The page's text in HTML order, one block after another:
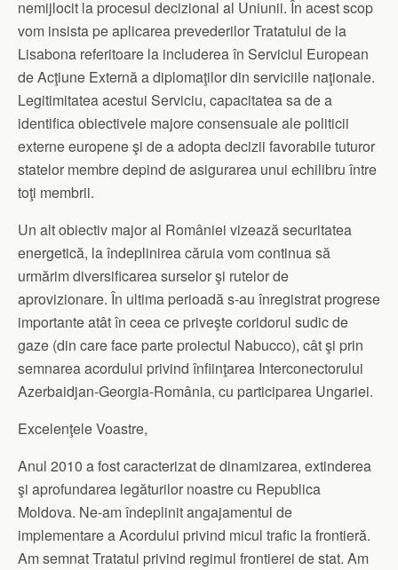
nemijlocit la procesul decizional al Uniunii. În acest scop
vom insista pe aplicarea prevederilor Tratatului de la
Lisabona referitoare la includerea în Serviciul European
de Acţiune Externă a diplomaţilor din serviciile naţionale.
Legitimitatea acestui Serviciu, capacitatea sa de a
identifica obiectivele majore consensuale ale politicii
externe europene şi de a adopta decizii favorabile tuturor
statelor membre depind de asigurarea unui echilibru între
toţi membrii.
Un alt obiectiv major al României vizează securitatea
energetică, la îndeplinirea căruia vom continua să
urmărim diversificarea surselor şi rutelor de
aprovizionare. În ultima perioadă s-au înregistrat progrese
importante atât în ceea ce priveşte coridorul sudic de
gaze (din care face parte proiectul Nabucco), cât şi prin
semnarea acordului privind înfiinţarea Interconectorului
Azerbaidjan-Georgia-România, cu participarea Ungariei.
Excelenţele Voastre,
Anul 2010 a fost caracterizat de dinamizarea, extinderea
şi aprofundarea legăturilor noastre cu Republica
Moldova. Ne-am îndeplinit angajamentul de
implementare a Acordului privind micul trafic la frontieră.
Am semnat Tratatul privind regimul frontierei de stat. Am